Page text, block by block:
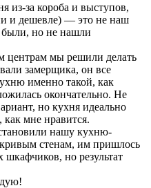
из-за короба и выступов,
и дешевле) — это не наш
но не нашли
центрам мы решили делать
замерщика, он все
именно такой, как
окончательно. Не
но кухня идеально
как мне нравится.
нашу кухню-
стенам, им пришлось
но результат